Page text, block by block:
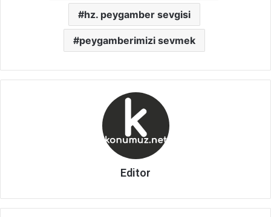
hz. peygamber sevgisi
peygamberimizi sevmek
Editor